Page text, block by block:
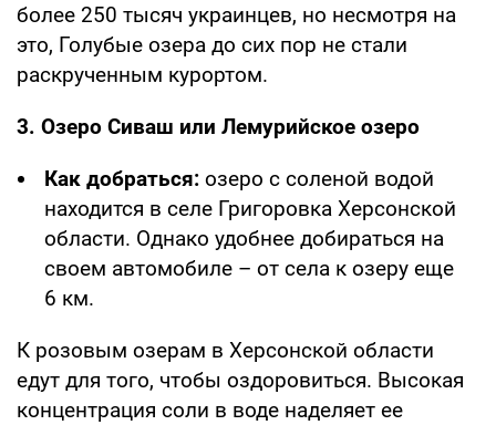
более 250 тысяч украинцев, но несмотря на
это, Голубые озера до сих пор не стали
раскрученным курортом.
3. Озеро Сиваш или Лемурийское озеро
Как добраться: озеро с соленой водой
находится в селе Григоровка Херсонской
области. Однако удобнее добираться на
своем автомобиле – от села к озеру еще
6 км.
К розовым озерам в Херсонской области
едут для того, чтобы оздоровиться. Высокая
концентрация соли в воде наделяет ее